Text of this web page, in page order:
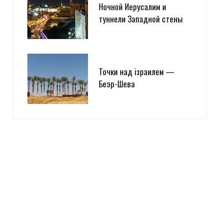
Ночной Иерусалим и
туннели Западной стены
Точки над iзраилем —
Беэр-Шева